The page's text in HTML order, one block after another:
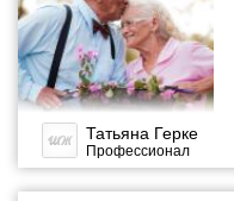
Татьяна Герке
Профессионал